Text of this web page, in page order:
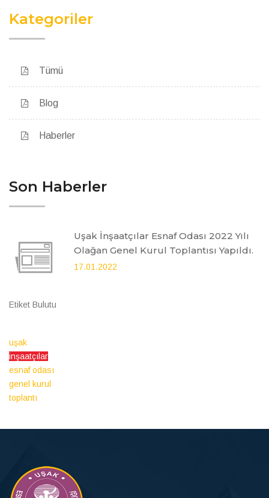
Kategoriler
Tümü
Blog
Haberler
Son Haberler
Uşak İnşaatçılar Esnaf Odası 2022 Yılı
Olağan Genel Kurul Toplantısı Yapıldı.
17.01.2022
Etiket Bulutu
uşak
inşaatçılar
esnaf odası
genel kurul
toplantı